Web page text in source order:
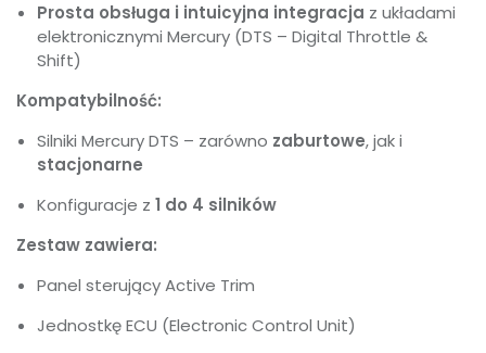
Prosta obsługa i intuicyjna integracja z układami
elektronicznymi Mercury (DTS – Digital Throttle &
Shift)
Kompatybilność:
Silniki Mercury DTS – zarówno zaburtowe, jak i
stacjonarne
Konfiguracje z 1 do 4 silników
Zestaw zawiera:
Panel sterujący Active Trim
Jednostkę ECU (Electronic Control Unit)